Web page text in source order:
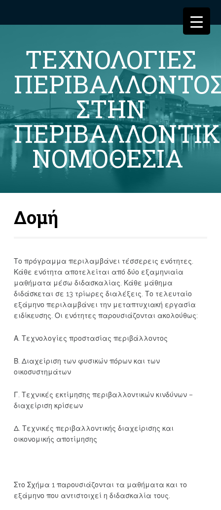
ΤΕΧΝΟΛΟΓΙΕΣ
ΣΤΗΝ
ΝΟΜΟΘΕΣΙΑ
Δομή
Το πρόγραμμα περιλαμβάνει τέσσερεις ενότητες.
Κάθε ενότητα αποτελείται από δύο εξαμηνιαία
μαθήματα μέσω διδασκαλίας. Κάθε μάθημα
διδάσκεται σε 13 τρίωρες διαλέξεις. Το τελευταίο
εξάμηνο περιλαμβάνει την μεταπτυχιακή εργασία
ειδίκευσης. Οι ενότητες παρουσιάζονται ακολούθως:
Α. Τεχνολογίες προστασίας περιβάλλοντος
Β. Διαχείριση των φυσικών πόρων και των
οικοσυστημάτων
Γ. Τεχνικές εκτίμησης περιβαλλοντικών κινδύνων –
διαχείριση κρίσεων
Δ. Τεχνικές περιβαλλοντικής διαχείρισης και
οικονομικής αποτίμησης
Στο Σχήμα 1 παρουσιάζονται τα μαθήματα και το
εξάμηνο που αντιστοιχεί η διδασκαλία τους.